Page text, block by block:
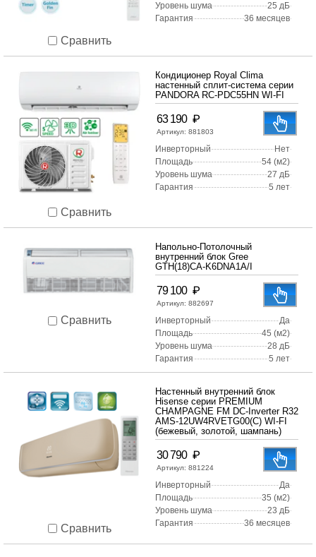
Сравнить
Уровень шума
25 дБ
Гарантия
36 месяцев
Сравнить
Кондиционер Royal Clima
настенный сплит-система серии
PANDORA RC-PDC55HN WI-FI
63 190 ₽
Артикул: 881803
Инверторный
Нет
Площадь
54 (м2)
Уровень шума
27 дБ
Гарантия
5 лет
Сравнить
Напольно-Потолочный
внутренний блок Gree
GTH(18)CA-K6DNA1A/I
79 100 ₽
Артикул: 882697
Инверторный
Да
Площадь
45 (м2)
Уровень шума
28 дБ
Гарантия
5 лет
Сравнить
Настенный внутренний блок
Hisense серии PREMIUM
CHAMPAGNE FM DC-Inverter R32
AMS-12UW4RVETG00(C) WI-FI
(бежевый, золотой, шампань)
30 790 ₽
Артикул: 881224
Инверторный
Да
Площадь
35 (м2)
Уровень шума
23 дБ
Гарантия
36 месяцев